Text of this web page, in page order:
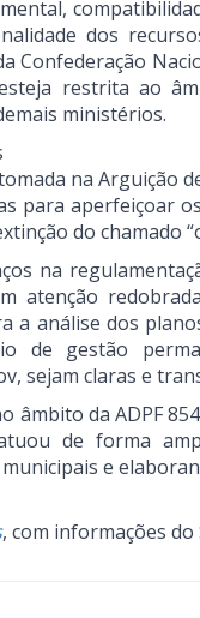
dos
Confederação
restrita ao
ministérios.
na Arguição
para aperfeiçoar
do chamado
na
atenção
a análise dos
de gestão
sejam claras e
âmbito da ADPF
de forma
e
, com informações